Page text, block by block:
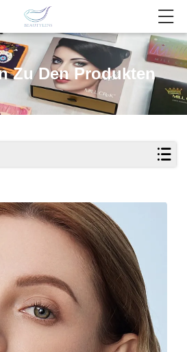
Zu Den Produkten